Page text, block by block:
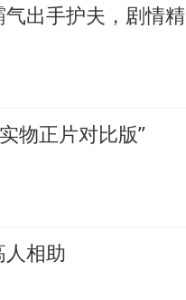
出手护夫，剧情精
， “玉无心无实物正片对比版”
相助